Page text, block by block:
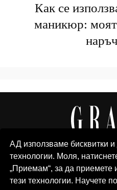
АД използваме бисквитки и
технологии. Моля,
„Приемам“, за да приемете
тези технологии. Научете
Как се
маникюр: